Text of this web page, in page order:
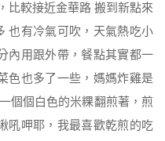
比較接近金華路 搬到新點來
也有冷氣可吹，天氣熱吃小
內用跟外帶，餐點其實都一
色也多了一些，媽媽炸雞是
個個白色的米粿翻煎著，煎
吼呷耶，我最喜歡乾煎的吃